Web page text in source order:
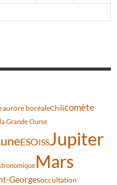
aurore boréaleChilicomète
Grande Ourse
ESOISSJupiter
Mars
Georgesoccultation